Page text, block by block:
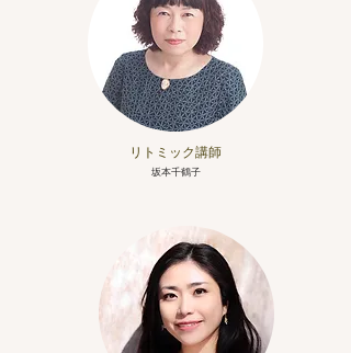
リトミック講師
坂本千鶴子